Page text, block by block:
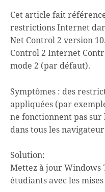
Cet article fait
restrictions Internet
Net Control 2 version
Control 2 Internet
mode 2 (par défaut).
Symptômes : des
appliquées (par
ne fonctionnent pas
dans tous les
Solution:
Mettez à jour Windows
étudiants avec les